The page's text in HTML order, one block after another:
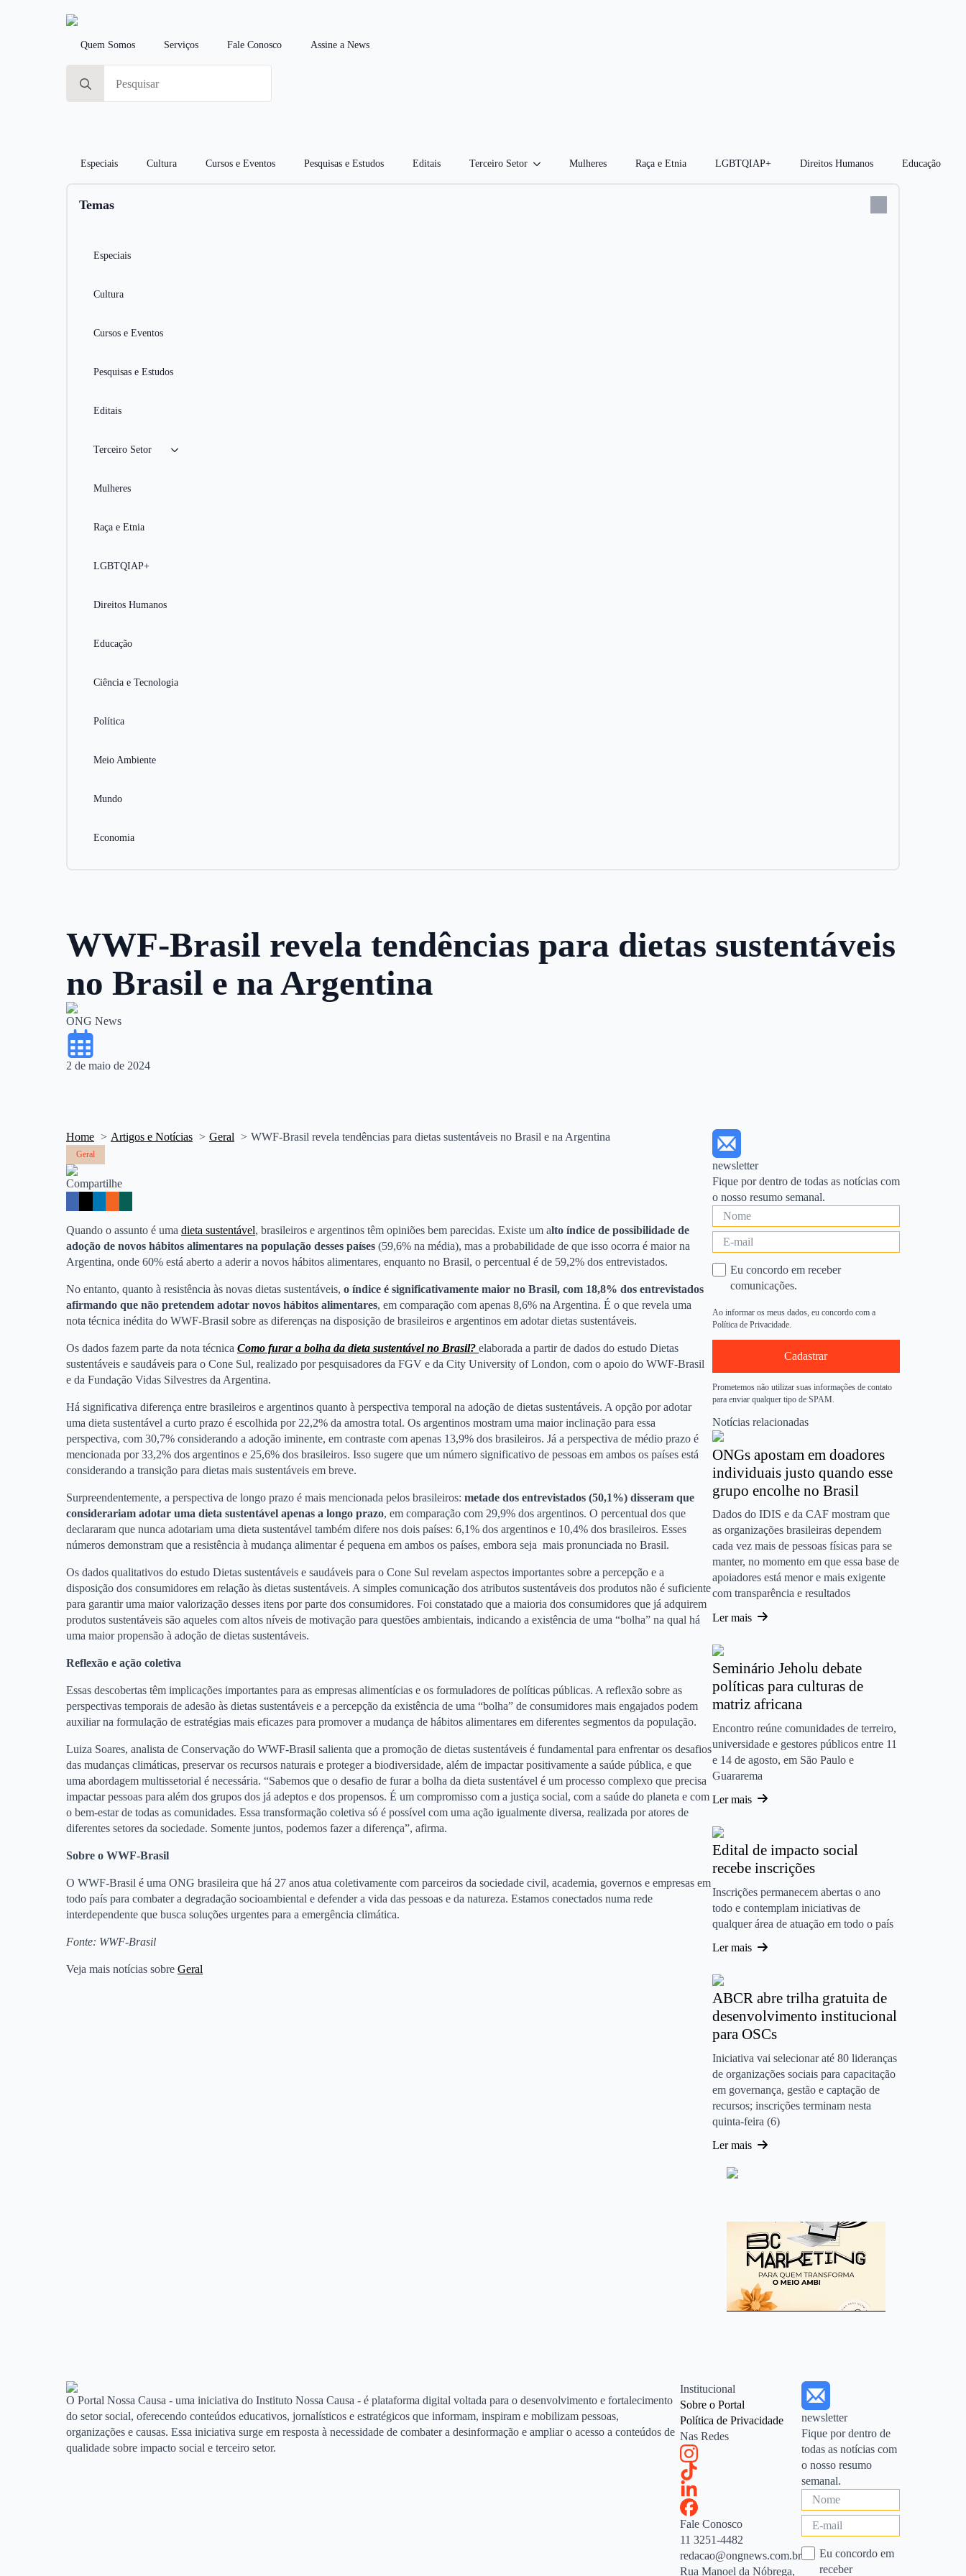
Quem Somos Serviços Fale Conosco Assine a News
for:
Especiais Cultura Cursos e Eventos Pesquisas e Estudos Editais Terceiro Setor Mulheres Raça e Etnia LGBTQIAP+ Direitos Humanos Educação
Temas
Especiais
Cultura
Cursos e Eventos
Pesquisas e Estudos
Editais
Terceiro Setor
Mulheres
Raça e Etnia
LGBTQIAP+
Direitos Humanos
Educação
Ciência e Tecnologia
Política
Meio Ambiente
Mundo
Economia
WWF-Brasil revela tendências para dietas sustentáveis
no Brasil e na Argentina
ONG News
2 de maio de 2024
Home Artigos e Notícias Geral WWF-Brasil revela tendências para dietas sustentáveis no Brasil e na Argentina
Geral
Compartilhe
Quando o assunto é uma dieta sustentável, brasileiros e argentinos têm opiniões bem parecidas. Existe um alto índice de possibilidade de
adoção de novos hábitos alimentares na população desses países (59,6% na média), mas a probabilidade de que isso ocorra é maior na
Argentina, onde 60% está aberto a aderir a novos hábitos alimentares, enquanto no Brasil, o percentual é de 59,2% dos entrevistados.
No entanto, quanto à resistência às novas dietas sustentáveis, o índice é significativamente maior no Brasil, com 18,8% dos entrevistados
afirmando que não pretendem adotar novos hábitos alimentares, em comparação com apenas 8,6% na Argentina. É o que revela uma
nota técnica inédita do WWF-Brasil sobre as diferenças na disposição de brasileiros e argentinos em adotar dietas sustentáveis.
Os dados fazem parte da nota técnica Como furar a bolha da dieta sustentável no Brasil? elaborada a partir de dados do estudo Dietas
sustentáveis e saudáveis para o Cone Sul, realizado por pesquisadores da FGV e da City University of London, com o apoio do WWF-Brasil
e da Fundação Vidas Silvestres da Argentina.
Há significativa diferença entre brasileiros e argentinos quanto à perspectiva temporal na adoção de dietas sustentáveis. A opção por adotar
uma dieta sustentável a curto prazo é escolhida por 22,2% da amostra total. Os argentinos mostram uma maior inclinação para essa
perspectiva, com 30,7% considerando a adoção iminente, em contraste com apenas 13,9% dos brasileiros. Já a perspectiva de médio prazo é
mencionada por 33,2% dos argentinos e 25,6% dos brasileiros. Isso sugere que um número significativo de pessoas em ambos os países está
considerando a transição para dietas mais sustentáveis em breve.
Surpreendentemente, a perspectiva de longo prazo é mais mencionada pelos brasileiros: metade dos entrevistados (50,1%) disseram que
considerariam adotar uma dieta sustentável apenas a longo prazo, em comparação com 29,9% dos argentinos. O percentual dos que
declararam que nunca adotariam uma dieta sustentável também difere nos dois países: 6,1% dos argentinos e 10,4% dos brasileiros. Esses
números demonstram que a resistência à mudança alimentar é pequena em ambos os países, embora seja mais pronunciada no Brasil.
Os dados qualitativos do estudo Dietas sustentáveis e saudáveis para o Cone Sul revelam aspectos importantes sobre a percepção e a
disposição dos consumidores em relação às dietas sustentáveis. A simples comunicação dos atributos sustentáveis dos produtos não é suficiente
para garantir uma maior valorização desses itens por parte dos consumidores. Foi constatado que a maioria dos consumidores que já adquirem
produtos sustentáveis são aqueles com altos níveis de motivação para questões ambientais, indicando a existência de uma “bolha” na qual há
uma maior propensão à adoção de dietas sustentáveis.
Reflexão e ação coletiva
Essas descobertas têm implicações importantes para as empresas alimentícias e os formuladores de políticas públicas. A reflexão sobre as
perspectivas temporais de adesão às dietas sustentáveis e a percepção da existência de uma “bolha” de consumidores mais engajados podem
auxiliar na formulação de estratégias mais eficazes para promover a mudança de hábitos alimentares em diferentes segmentos da população.
Luiza Soares, analista de Conservação do WWF-Brasil salienta que a promoção de dietas sustentáveis é fundamental para enfrentar os desafios
das mudanças climáticas, preservar os recursos naturais e proteger a biodiversidade, além de impactar positivamente a saúde pública, e que
uma abordagem multissetorial é necessária. “Sabemos que o desafio de furar a bolha da dieta sustentável é um processo complexo que precisa
impactar pessoas para além dos grupos dos já adeptos e dos propensos. É um compromisso com a justiça social, com a saúde do planeta e com
o bem-estar de todas as comunidades. Essa transformação coletiva só é possível com uma ação igualmente diversa, realizada por atores de
diferentes setores da sociedade. Somente juntos, podemos fazer a diferença”, afirma.
Sobre o WWF-Brasil
O WWF-Brasil é uma ONG brasileira que há 27 anos atua coletivamente com parceiros da sociedade civil, academia, governos e empresas em
todo país para combater a degradação socioambiental e defender a vida das pessoas e da natureza. Estamos conectados numa rede
interdependente que busca soluções urgentes para a emergência climática.
Fonte: WWF-Brasil
Veja mais notícias sobre Geral
newsletter
Fique por dentro de todas as notícias com
o nosso resumo semanal.
Eu concordo em receber
comunicações.
Ao informar os meus dados, eu concordo com a
Política de Privacidade.
Cadastrar
Prometemos não utilizar suas informações de contato
para enviar qualquer tipo de SPAM.
Notícias relacionadas
ONGs apostam em doadores
individuais justo quando esse
grupo encolhe no Brasil
Dados do IDIS e da CAF mostram que
as organizações brasileiras dependem
cada vez mais de pessoas físicas para se
manter, no momento em que essa base de
apoiadores está menor e mais exigente
com transparência e resultados
Ler mais
Seminário Jeholu debate
políticas para culturas de
matriz africana
Encontro reúne comunidades de terreiro,
universidade e gestores públicos entre 11
e 14 de agosto, em São Paulo e
Guararema
Ler mais
Edital de impacto social
recebe inscrições
Inscrições permanecem abertas o ano
todo e contemplam iniciativas de
qualquer área de atuação em todo o país
Ler mais
ABCR abre trilha gratuita de
desenvolvimento institucional
para OSCs
Iniciativa vai selecionar até 80 lideranças
de organizações sociais para capacitação
em governança, gestão e captação de
recursos; inscrições terminam nesta
quinta-feira (6)
Ler mais
O Portal Nossa Causa - uma iniciativa do Instituto Nossa Causa - é plataforma digital voltada para o desenvolvimento e fortalecimento
do setor social, oferecendo conteúdos educativos, jornalísticos e estratégicos que informam, inspiram e mobilizam pessoas,
organizações e causas. Essa iniciativa surge em resposta à necessidade de combater a desinformação e ampliar o acesso a conteúdos de
qualidade sobre impacto social e terceiro setor.
Institucional
Sobre o Portal
Política de Privacidade
Nas Redes
Fale Conosco
11 3251-4482
redacao@ongnews.com.br
Rua Manoel da Nóbrega,
newsletter
Fique por dentro de
todas as notícias com
o nosso resumo
semanal.
Eu concordo em
receber